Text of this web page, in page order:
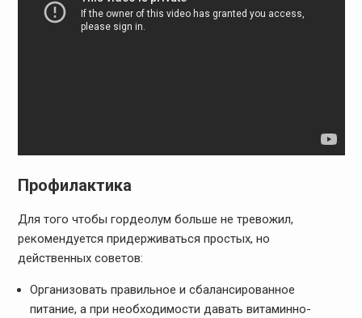
Профилактика
Для того чтобы гордеолум больше не тревожил,
рекомендуется придерживаться простых, но
действенных советов:
Организовать правильное и сбалансированное
питание, а при необходимости давать витаминно-